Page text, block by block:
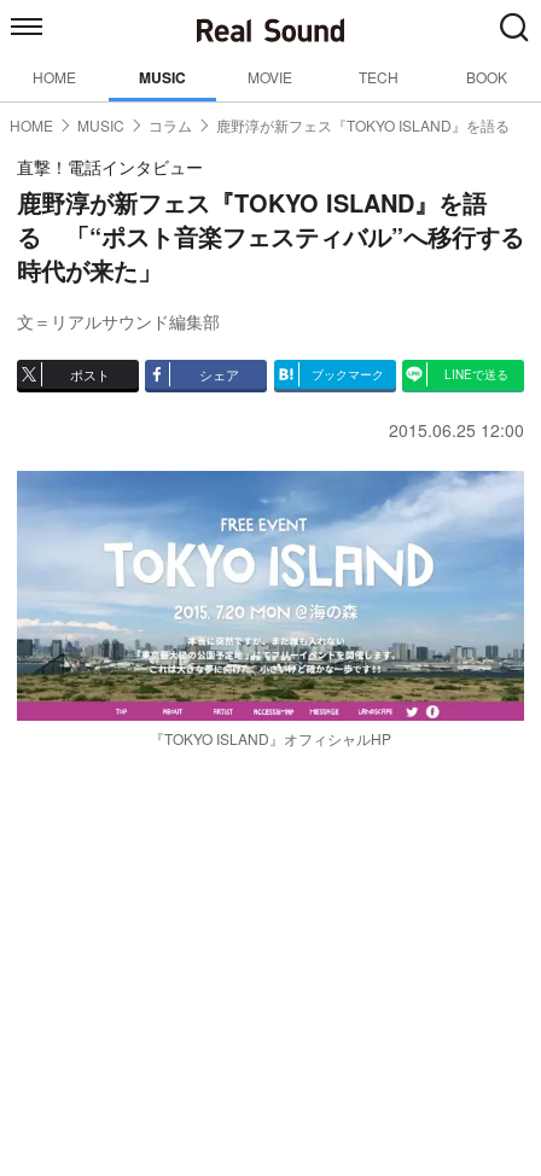
HOME MUSIC MOVIE TECH BOOK
HOME MUSIC コラム 鹿野淳が新フェス『TOKYO ISLAND』を語る
直撃！電話インタビュー
鹿野淳が新フェス『TOKYO ISLAND』を語
る 「“ポスト音楽フェスティバル”へ移行する
時代が来た」
文＝リアルサウンド編集部
ポスト シェア ブックマーク LINEで送る
2015.06.25 12:00
『TOKYO ISLAND』オフィシャルHP